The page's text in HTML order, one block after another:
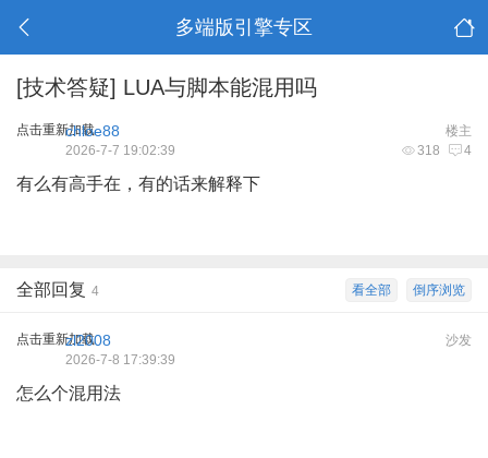
多端版引擎专区
[技术答疑] LUA与脚本能混用吗
点击重新加载 楼主
chloe88
318 4
2026-7-7 19:02:39
有么有高手在，有的话来解释下
倒序浏览
看全部
全部回复 4
点击重新加载 沙发
zl2008
2026-7-8 17:39:39
怎么个混用法